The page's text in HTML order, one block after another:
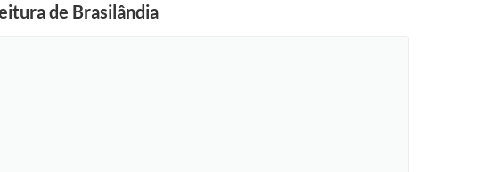
de Brasilândia